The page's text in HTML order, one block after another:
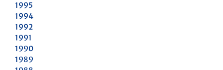
1995
1994
1992
1991
1990
1989